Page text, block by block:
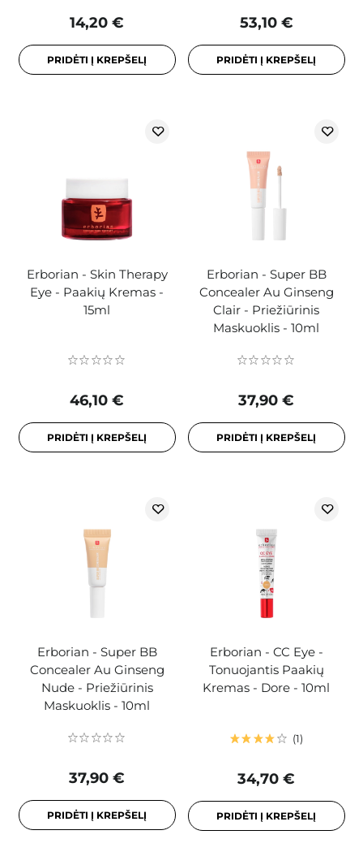
14,20 €
PRIDĖTI Į KREPŠELĮ
53,10 €
PRIDĖTI Į KREPŠELĮ
Erborian - Skin Therapy
Eye - Paakių Kremas -
15ml
46,10 €
PRIDĖTI Į KREPŠELĮ
Erborian - Super BB
Concealer Au Ginseng
Clair - Priežiūrinis
Maskuoklis - 10ml
37,90 €
PRIDĖTI Į KREPŠELĮ
Erborian - Super BB
Concealer Au Ginseng
Nude - Priežiūrinis
Maskuoklis - 10ml
37,90 €
PRIDĖTI Į KREPŠELĮ
Erborian - CC Eye -
Tonuojantis Paakių
Kremas - Dore - 10ml
1
34,70 €
PRIDĖTI Į KREPŠELĮ